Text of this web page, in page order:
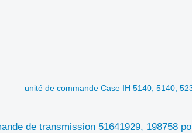
unité de commande Case IH 5140, 5140,
de transmission 51641929, 198758